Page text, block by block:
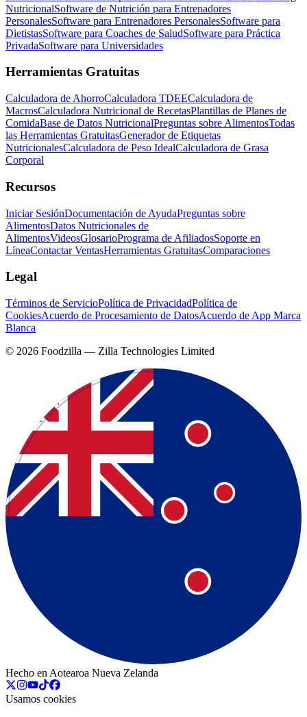
NutricionalSoftware de Nutrición para Entrenadores
PersonalesSoftware para Entrenadores PersonalesSoftware para
DietistasSoftware para Coaches de SaludSoftware para Práctica
PrivadaSoftware para Universidades
Herramientas Gratuitas
Calculadora de AhorroCalculadora TDEECalculadora de
MacrosCalculadora Nutricional de RecetasPlantillas de Planes de
ComidaBase de Datos NutricionalPreguntas sobre AlimentosTodas
las Herramientas GratuitasGenerador de Etiquetas
NutricionalesCalculadora de Peso IdealCalculadora de Grasa
Corporal
Recursos
Iniciar SesiónDocumentación de AyudaPreguntas sobre
AlimentosDatos Nutricionales de
AlimentosVideosGlosarioPrograma de AfiliadosSoporte en
LíneaContactar VentasHerramientas GratuitasComparaciones
Legal
Términos de ServicioPolítica de PrivacidadPolítica de
CookiesAcuerdo de Procesamiento de DatosAcuerdo de App Marca
Blanca
© 2026 Foodzilla — Zilla Technologies Limited
Hecho en Aotearoa Nueva Zelanda
Usamos cookies